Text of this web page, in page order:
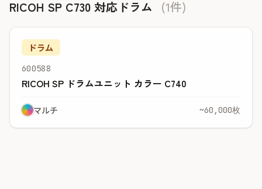
RICOH SP C730 対応ドラム (1件)
ドラム
600588
RICOH SP ドラムユニット カラー C740
マルチ ~60,000枚